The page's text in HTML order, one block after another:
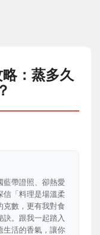
：蒸多久
藍帶證照、卻熱愛
信「料理是場溫柔
克數，更有我對食
。跟我一起踏入
生活的香氣，讓你